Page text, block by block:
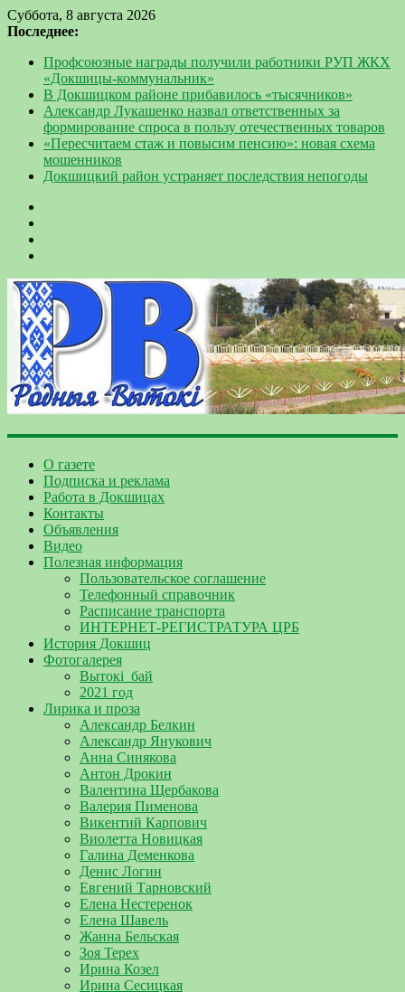
Суббота, 8 августа 2026
Последнее:
Профсоюзные награды получили работники РУП ЖКХ
«Докшицы-коммунальник»
В Докшицком районе прибавилось «тысячников»
Александр Лукашенко назвал ответственных за
формирование спроса в пользу отечественных товаров
«Пересчитаем стаж и повысим пенсию»: новая схема
мошенников
Докшицкий район устраняет последствия непогоды
О газете
Подписка и реклама
Работа в Докшицах
Контакты
Объявления
Видео
Полезная информация
Пользовательское соглашение
Телефонный справочник
Расписание транспорта
ИНТЕРНЕТ-РЕГИСТРАТУРА ЦРБ
История Докшиц
Фотогалерея
Вытокі_бай
2021 год
Лирика и проза
Александр Белкин
Александр Янукович
Анна Синякова
Антон Дрокин
Валентина Щербакова
Валерия Пименова
Викентий Карпович
Виолетта Новицкая
Галина Деменкова
Денис Логин
Евгений Тарновский
Елена Нестеренок
Елена Шавель
Жанна Бельская
Зоя Терех
Ирина Козел
Ирина Сесицкая